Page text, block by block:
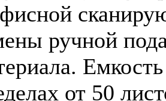
ручной
от 50